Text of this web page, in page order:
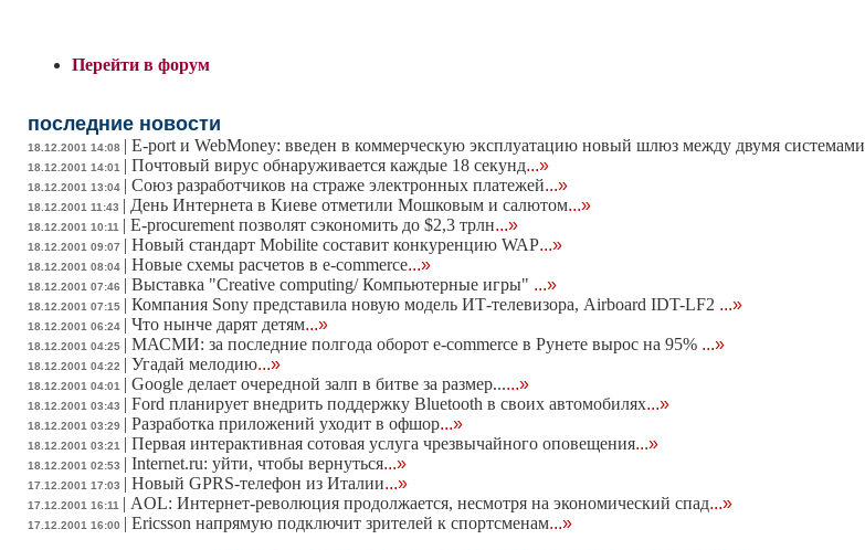
Перейти в форум
последние новости
18.12.2001 14:08 | E-port и WebMoney: введeн в коммерческую эксплуатацию новый шлюз между двумя системами
18.12.2001 14:01 | Почтовый вирус обнаруживается каждые 18 секунд...»
18.12.2001 13:04 | Союз разработчиков на страже электронных платежей...»
18.12.2001 11:43 | День Интернета в Киеве отметили Мошковым и салютом...»
18.12.2001 10:11 | E-procurement позволят сэкономить до $2,3 трлн...»
18.12.2001 09:07 | Новый стандарт Mobilite составит конкуренцию WAP...»
18.12.2001 08:04 | Новые схемы расчетов в e-commerce...»
18.12.2001 07:46 | Выставка "Creative computing/ Компьютерные игры" ...»
18.12.2001 07:15 | Компания Sony представила новую модель ИТ-телевизора, Airboard IDT-LF2 ...»
18.12.2001 06:24 | Что нынче дарят детям...»
18.12.2001 04:25 | МАСМИ: за последние полгода оборот e-commerce в Рунете вырос на 95% ...»
18.12.2001 04:22 | Угадай мелодию...»
18.12.2001 04:01 | Google делает очередной залп в битве за размер......»
18.12.2001 03:43 | Ford планирует внедрить поддержку Bluetooth в своих автомобилях...»
18.12.2001 03:29 | Разработка приложений уходит в офшор...»
18.12.2001 03:21 | Первая интерактивная сотовая услуга чрезвычайного оповещения...»
18.12.2001 02:53 | Internet.ru: уйти, чтобы вернуться...»
17.12.2001 17:03 | Новый GPRS-телефон из Италии...»
17.12.2001 16:11 | AOL: Интернет-революция продолжается, несмотря на экономический спад...»
17.12.2001 16:00 | Ericsson напрямую подключит зрителей к спортсменам...»